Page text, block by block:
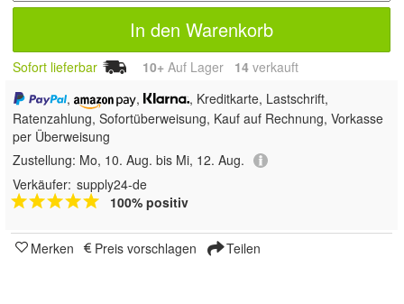
In den Warenkorb
Sofort lieferbar 10+ Auf Lager 14 verkauft
,
,
, Kreditkarte, Lastschrift,
Ratenzahlung, Sofortüberweisung, Kauf auf Rechnung, Vorkasse
per Überweisung
Zustellung: Mo, 10. Aug. bis Mi, 12. Aug.
Verkäufer: supply24-de
100% positiv
Merken Preis vorschlagen Teilen